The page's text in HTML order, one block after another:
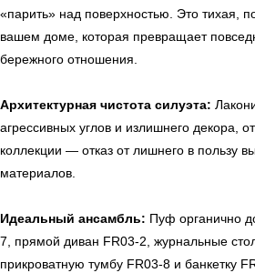
«парить» над поверхностью. Это тихая,
вашем доме, которая превращает
бережного отношения.
Архитектурная чистота силуэта:
агрессивных углов и излишнего декора,
коллекции — отказ от лишнего в пользу
материалов.
Идеальный ансамбль: Пуф органично
7, прямой диван FR03-2, журнальные
прикроватную тумбу FR03-8 и банкетку